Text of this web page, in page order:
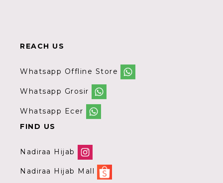
REACH US
Whatsapp Offline Store
Whatsapp Grosir
Whatsapp Ecer
FIND US
Nadiraa Hijab
Nadiraa Hijab Mall